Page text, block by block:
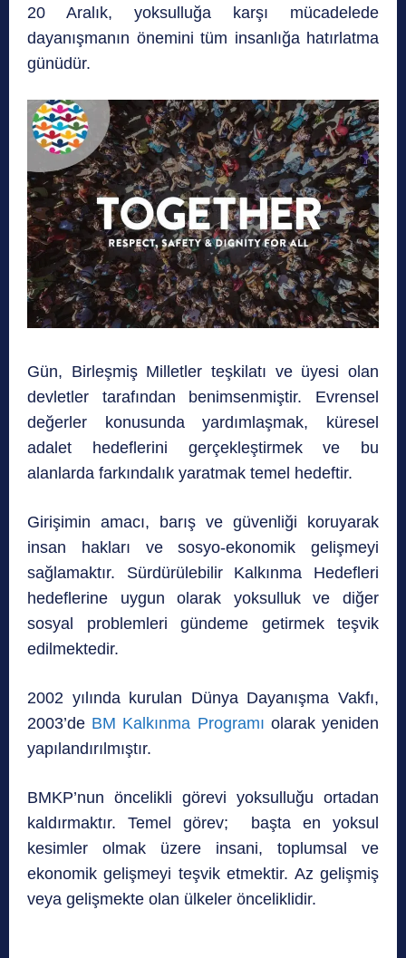
20 Aralık, yoksulluğa karşı mücadelede
dayanışmanın önemini tüm insanlığa hatırlatma
günüdür.
Gün, Birleşmiş Milletler teşkilatı ve üyesi olan
devletler tarafından benimsenmiştir. Evrensel
değerler konusunda yardımlaşmak, küresel
adalet hedeflerini gerçekleştirmek ve bu
alanlarda farkındalık yaratmak temel hedeftir.
Girişimin amacı, barış ve güvenliği koruyarak
insan hakları ve sosyo-ekonomik gelişmeyi
sağlamaktır. Sürdürülebilir Kalkınma Hedefleri
hedeflerine uygun olarak yoksulluk ve diğer
sosyal problemleri gündeme getirmek teşvik
edilmektedir.
2002 yılında kurulan Dünya Dayanışma Vakfı,
2003’de BM Kalkınma Programı olarak yeniden
yapılandırılmıştır.
BMKP’nun öncelikli görevi yoksulluğu ortadan
kaldırmaktır. Temel görev; başta en yoksul
kesimler olmak üzere insani, toplumsal ve
ekonomik gelişmeyi teşvik etmektir. Az gelişmiş
veya gelişmekte olan ülkeler önceliklidir.